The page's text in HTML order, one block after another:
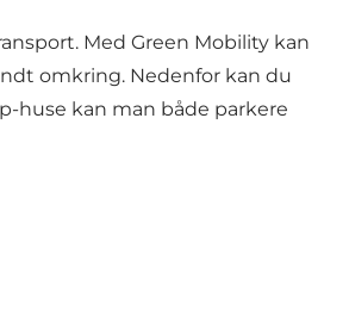
Med Green Mobility kan
omkring. Nedenfor kan du
huse kan man både parkere